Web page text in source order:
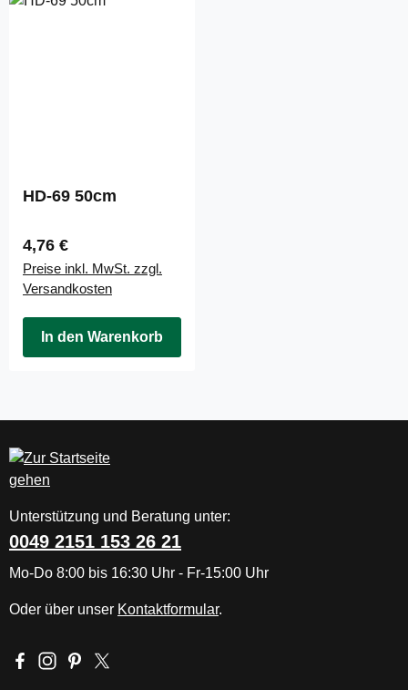
HD-69 50cm
Regulärer Preis:
4,76 €
Preise inkl. MwSt. zzgl.
Versandkosten
In den Warenkorb
Unterstützung und Beratung unter:
0049 2151 153 26 21
Mo-Do 8:00 bis 16:30 Uhr - Fr-15:00 Uhr
Oder über unser Kontaktformular.
Besuche uns auf Facebook – öffnet in neuem Tab (externer
Schau auf Instagram vorbei – öffnet in neuem Tab
Lass dich auf Pinterest inspirieren – öffnet in neuem
Folge uns auf X – öffnet in neuem Tab (externer